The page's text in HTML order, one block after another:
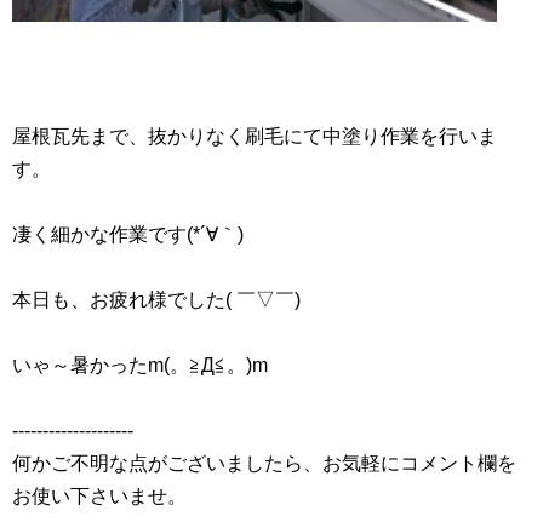
屋根瓦先まで、抜かりなく刷毛にて中塗り作業を行いま
す。
凄く細かな作業です(*´∀｀)
本日も、お疲れ様でした( ￣▽￣)
いゃ～暑かったm(。≧Д≦。)m
‐‐‐‐‐‐‐‐‐‐‐‐‐‐‐‐‐‐‐‐
何かご不明な点がございましたら、お気軽にコメント欄を
お使い下さいませ。